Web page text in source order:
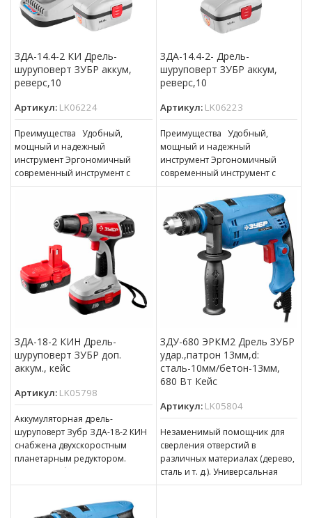
ЗДА-14.4-2 КИ Дрель-
шуруповерт ЗУБР аккум,
реверс,10
Артикул: LK06224
Преимущества Удобный,
мощный и надежный
инструмент Эргономичный
современный инструмент с
идеальной развесовкой
редуктор при малых габаритах
обеспечивает
ЗДА-14.4-2- Дрель-
шуруповерт ЗУБР аккум,
реверс,10
Артикул: LK06223
Преимущества Удобный,
мощный и надежный
инструмент Эргономичный
современный инструмент с
идеальной развесовкой
Двухскоростной планетарный
редуктор при малых габаритах
обеспечивает
ЗДА-18-2 КИН Дрель-
шуруповерт ЗУБР доп.
аккум., кейс
Артикул: LK05798
Аккумуляторная дрель-
шуруповерт Зубр ЗДА-18-2 КИН
снабжена двухскоростным
планетарным редуктором.
Надежный быстрозажимной
патрон обеспечивает быструю и
удобную замену оснастки.
Рукоятка с
ЗДУ-680 ЭРКМ2 Дрель ЗУБР
удар.,патрон 13мм,d:
сталь-10мм/бетон-13мм,
680 Вт Кейс
Артикул: LK05804
Незаменимый помощник для
сверления отверстий в
различных материалах (дерево,
сталь и т. д.). Универсальная
дрель с качественным